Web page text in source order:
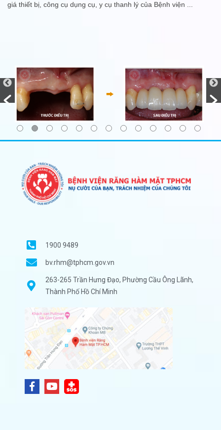
giá thiết bị, công cụ dụng cụ, y cụ thanh lý của Bệnh viện
1900 9489
bv.rhm@tphcm.gov.vn
263-265 Trần Hưng Đạo, Phường Cầu Ông Lãnh,
Thành Phố Hồ Chí Minh